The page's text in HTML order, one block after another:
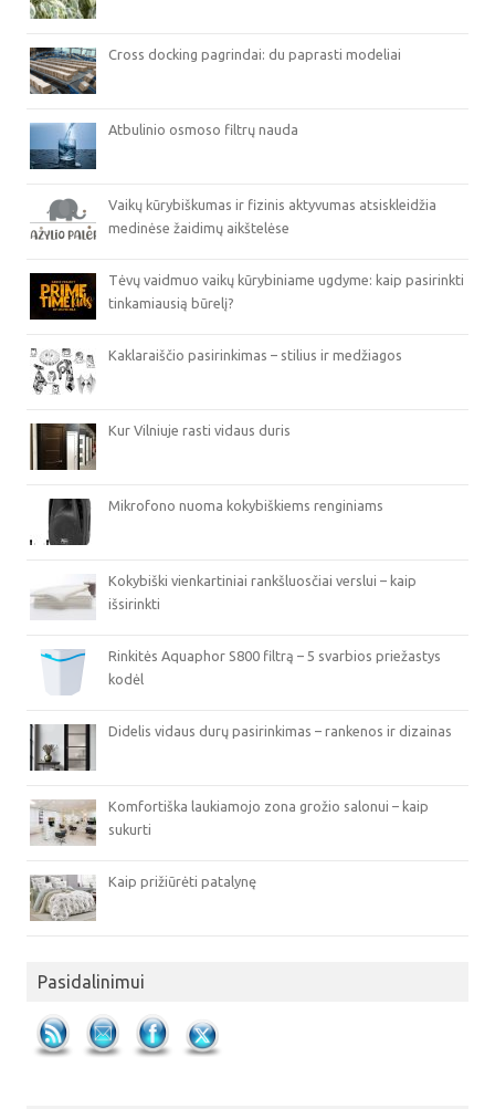
Cross docking pagrindai: du paprasti modeliai
Atbulinio osmoso filtrų nauda
Vaikų kūrybiškumas ir fizinis aktyvumas atsiskleidžia
medinėse žaidimų aikštelėse
Tėvų vaidmuo vaikų kūrybiniame ugdyme: kaip pasirinkti
tinkamiausią būrelį?
Kaklaraiščio pasirinkimas – stilius ir medžiagos
Kur Vilniuje rasti vidaus duris
Mikrofono nuoma kokybiškiems renginiams
Kokybiški vienkartiniai rankšluosčiai verslui – kaip
išsirinkti
Rinkitės Aquaphor S800 filtrą – 5 svarbios priežastys
kodėl
Didelis vidaus durų pasirinkimas – rankenos ir dizainas
Komfortiška laukiamojo zona grožio salonui – kaip
sukurti
Kaip prižiūrėti patalynę
Pasidalinimui